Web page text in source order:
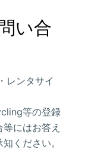
い合
レンタサイ
等の登録
にはお答え
ください。